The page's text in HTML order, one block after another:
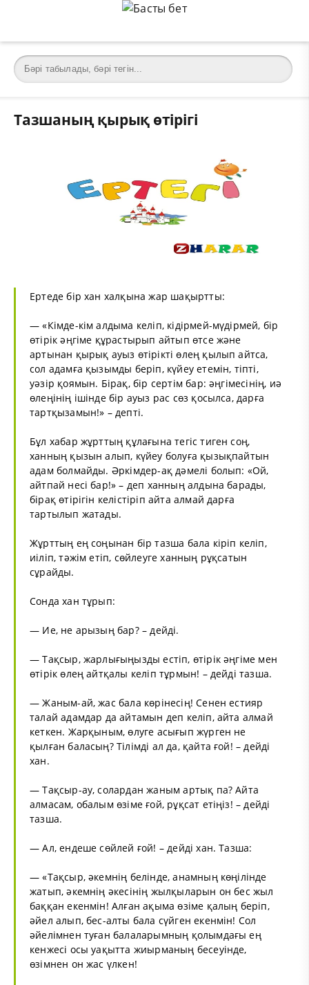
Тазшаның қырық өтірігі
Ертеде бір хан халқына жар шақыртты:
— «Кімде-кім алдыма келіп, кідірмей-мүдірмей, бір
өтірік әңгіме құрастырып айтып өтсе және
артынан қырық ауыз өтірікті өлең қылып айтса,
сол адамға қызымды беріп, күйеу етемін, тіпті,
уәзір қоямын. Бірақ, бір сертім бар: әңгімесінің, иә
өлеңінің ішінде бір ауыз рас сөз қосылса, дарға
тартқызамын!» – депті.
Бұл хабар жұрттың құлағына тегіс тиген соң,
ханның қызын алып, күйеу болуға қызықпайтын
адам болмайды. Әркімдер-ақ дәмелі болып: «Ой,
айтпай несі бар!» – деп ханның алдына барады,
бірақ өтірігін келістіріп айта алмай дарға
тартылып жатады.
Жұрттың ең соңынан бір тазша бала кіріп келіп,
иіліп, тәжім етіп, сөйлеуге ханның рұқсатын
сұрайды.
Сонда хан тұрып:
— Ие, не арызың бар? – дейді.
— Тақсыр, жарлығыңызды естіп, өтірік әңгіме мен
өтірік өлең айтқалы келіп тұрмын! – дейді тазша.
— Жаным-ай, жас бала көрінесің! Сенен естияр
талай адамдар да айтамын деп келіп, айта алмай
кеткен. Жарқыным, өлуге асығып жүрген не
қылған баласың? Тілімді ал да, қайта ғой! – дейді
хан.
— Тақсыр-ау, солардан жаным артық па? Айта
алмасам, обалым өзіме ғой, рұқсат етіңіз! – дейді
тазша.
— Ал, ендеше сөйлей ғой! – дейді хан. Тазша:
— «Тақсыр, әкемнің белінде, анамның көңілінде
жатып, әкемнің әкесінің жылқыларын он бес жыл
баққан екенмін! Алған ақыма өзіме қалың беріп,
әйел алып, бес-алты бала сүйген екенмін! Сол
әйелімнен туған балаларымның қолымдағы ең
кенжесі осы уақытта жиырманың бесеуінде,
өзімнен он жас үлкен!